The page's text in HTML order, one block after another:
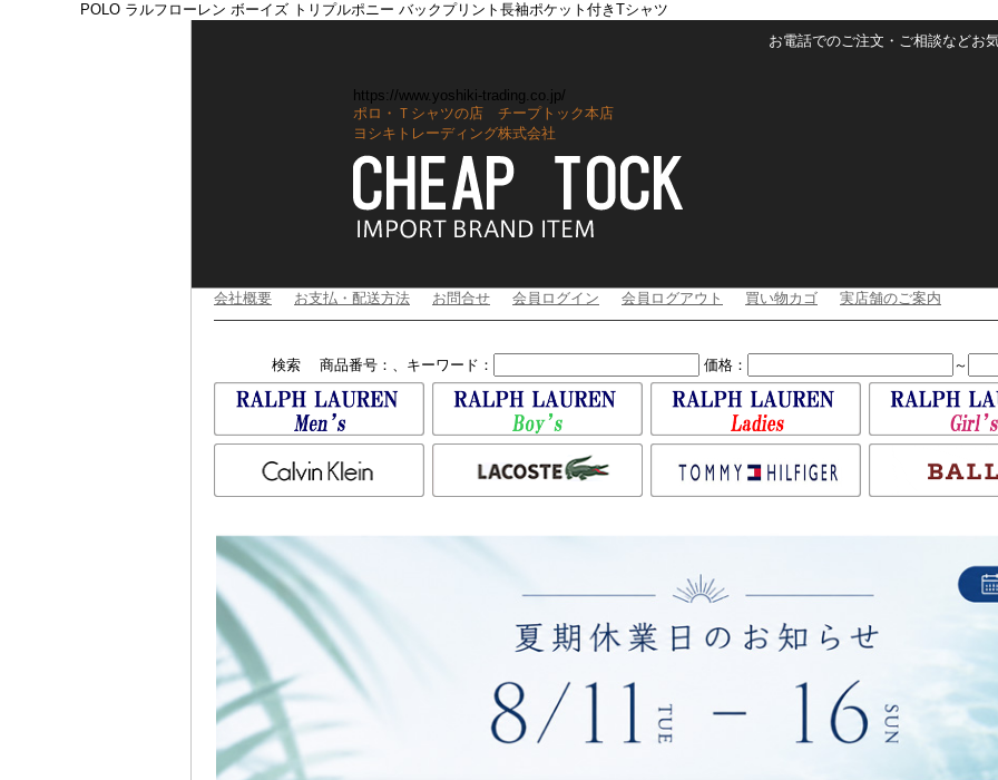
POLO ラルフローレン ボーイズ トリプルポニー バックプリント長袖ポケット付きTシャツ
https://www.yoshiki-trading.co.jp/
ポロ・Ｔシャツの店 チープトック本店
ヨシキトレーディング株式会社
お電話でのご注文・ご相談などお
会社概要 お支払・配送方法 お問合せ 会員ログイン 会員ログアウト 買い物カゴ 実店舗のご案内
検索 商品番号：、キーワード： 価格： ～